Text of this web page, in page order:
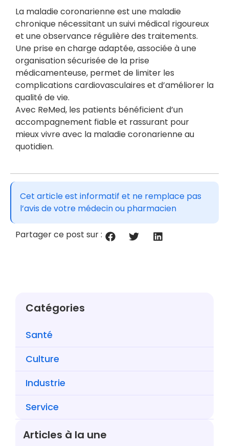
La maladie coronarienne est une maladie
chronique nécessitant un suivi médical rigoureux
et une observance régulière des traitements.
Une prise en charge adaptée, associée à une
organisation sécurisée de la prise
médicamenteuse, permet de limiter les
complications cardiovasculaires et d’améliorer la
qualité de vie.
Avec ReMed, les patients bénéficient d’un
accompagnement fiable et rassurant pour
mieux vivre avec la maladie coronarienne au
quotidien.
Cet article est informatif et ne remplace pas
l’avis de votre médecin ou pharmacien
Partager ce post sur :
Catégories
Santé
Culture
Industrie
Service
Articles à la une